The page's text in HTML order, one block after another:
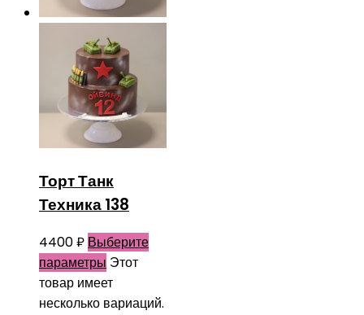
Торт Танк
Техника 138
4400₽ Выберите
параметры Этот
товар имеет
несколько вариаций.